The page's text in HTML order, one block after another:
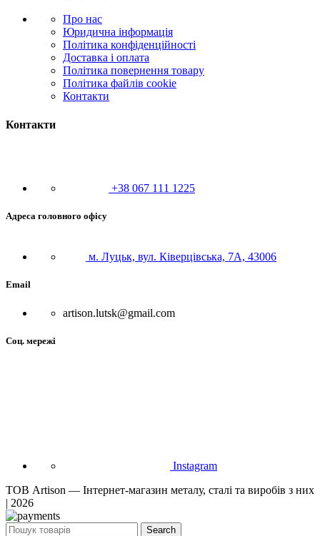
Про нас
Юридична інформація
Політика конфіденційності
Доставка і оплата
Політика повернення товару
Політика файлів cookie
Контакти
Контакти
+38 067 111 1225
Адреса головного офісу
м. Луцьк, вул. Ківерцівська, 7А, 43006
Email
artison.lutsk@gmail.com
Соц. мережі
Instagram
ТОВ Artison — Інтернет-магазин металу, сталі та виробів з них
| 2026
Search